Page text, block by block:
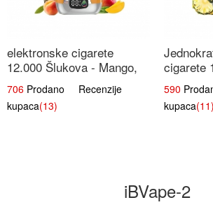
elektronske cigarete
12.000 Šlukova - Mango,
Ananas, Breskva | Tropska
Voćna Mješavina
706 Prodano Recenzije
kupaca(13)
cigarete
Ananas i
Tropski
590
kupaca(11)
iBVape-2